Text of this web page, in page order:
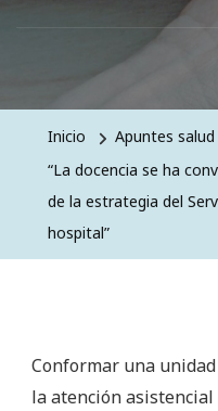
Inicio
Apuntes salud
“La docencia se ha
de la estrategia del
hospital”
Conformar una
la atención